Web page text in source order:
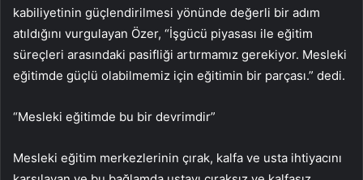
kabiliyetinin güçlendirilmesi yönünde değerli bir adım
atıldığını vurgulayan Özer, “İşgücü piyasası ile eğitim
süreçleri arasındaki pasifliği artırmamız gerekiyor. Mesleki
eğitimde güçlü olabilmemiz için eğitimin bir parçası.” dedi.
“Mesleki eğitimde bu bir devrimdir”
Mesleki eğitim merkezlerinin çırak, kalfa ve usta ihtiyacını